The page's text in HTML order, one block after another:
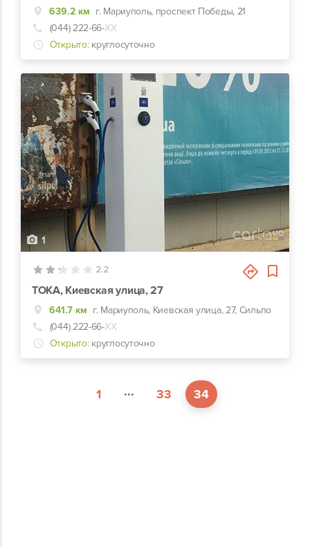
639.2 км г. Мариуполь, проспект Победы, 21
(044) 222-66-ХХ
Открыто: круглосуточно
1
2.2
TOKA, Киевская улица, 27
641.7 км г. Мариуполь, Киевская улица, 27, Сильпо
(044) 222-66-ХХ
Открыто: круглосуточно
1 ... 33 34